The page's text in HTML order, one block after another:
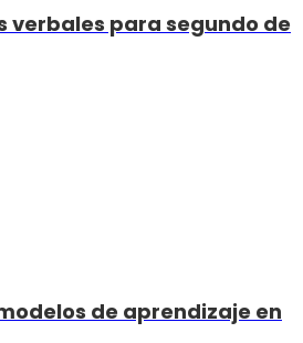
verbales para segundo de
de aprendizaje en